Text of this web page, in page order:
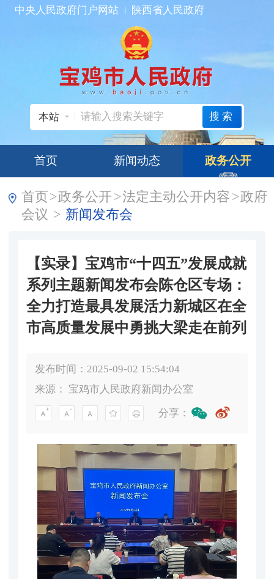
中央人民政府门户网站 陕西省人民政府
本站 搜索
首页 新闻动态 政务公开
首页>政务公开 >法定主动公开内容 >政府
会议 > 新闻发布会
【实录】宝鸡市“十四五”发展成就
系列主题新闻发布会陈仓区专场：
全力打造最具发展活力新城区在全
市高质量发展中勇挑大梁走在前列
发布时间：2025-09-02 15:54:04
来源： 宝鸡市人民政府新闻办公室
分享：